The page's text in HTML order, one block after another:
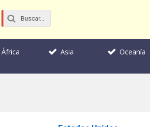
África Asia Oceanía